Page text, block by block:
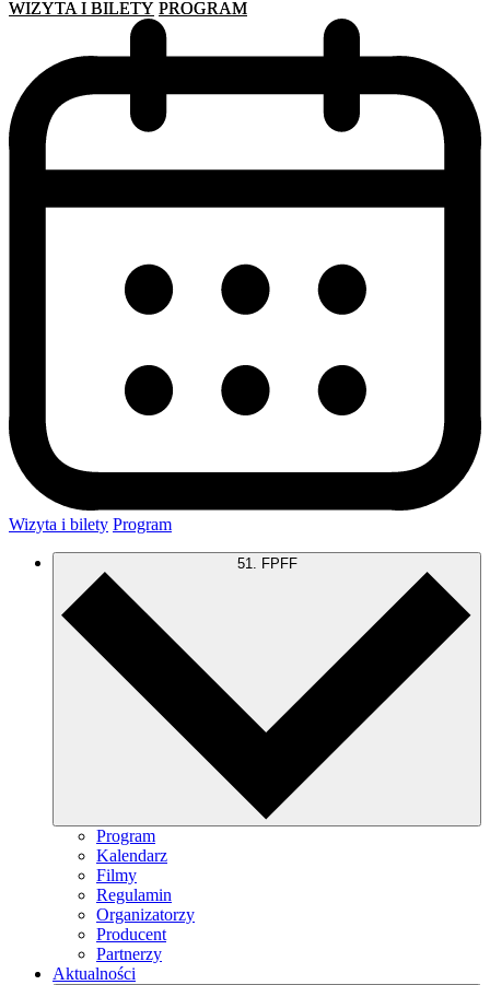
WIZYTA I BILETY PROGRAM
Wizyta i bilety Program
51. FPFF
Program
Kalendarz
Filmy
Regulamin
Organizatorzy
Producent
Partnerzy
Aktualności